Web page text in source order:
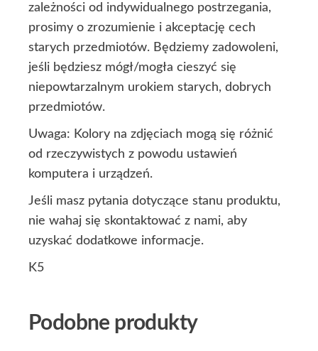
zależności od indywidualnego postrzegania,
prosimy o zrozumienie i akceptację cech
starych przedmiotów. Będziemy zadowoleni,
jeśli będziesz mógł/mogła cieszyć się
niepowtarzalnym urokiem starych, dobrych
przedmiotów.
Uwaga: Kolory na zdjęciach mogą się różnić
od rzeczywistych z powodu ustawień
komputera i urządzeń.
Jeśli masz pytania dotyczące stanu produktu,
nie wahaj się skontaktować z nami, aby
uzyskać dodatkowe informacje.
K5
Podobne produkty